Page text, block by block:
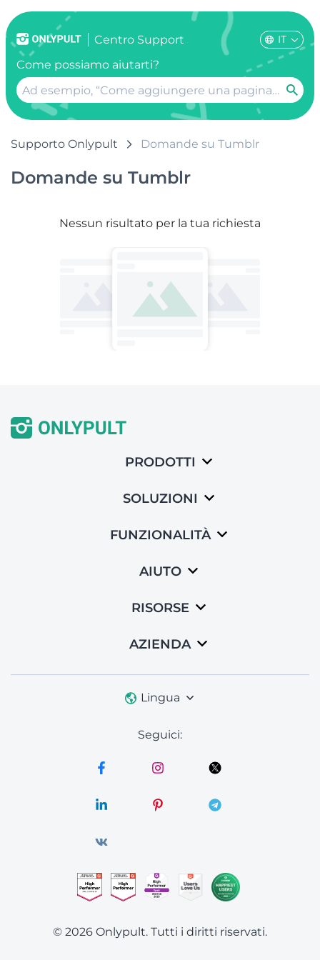
Centro Support IT
Come possiamo aiutarti?
Supporto Onlypult Domande su Tumblr
Domande su Tumblr
Nessun risultato per la tua richiesta
PRODOTTI
SOLUZIONI
FUNZIONALITÀ
AIUTO
RISORSE
AZIENDA
Lingua
Seguici:
© 2026 Onlypult. Tutti i diritti riservati.